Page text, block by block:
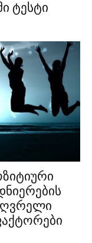
ტესტი